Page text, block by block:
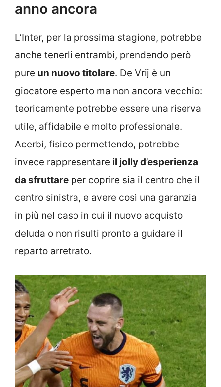
anno ancora
L’Inter, per la prossima stagione, potrebbe
anche tenerli entrambi, prendendo però
pure un nuovo titolare. De Vrij è un
giocatore esperto ma non ancora vecchio:
teoricamente potrebbe essere una riserva
utile, affidabile e molto professionale.
Acerbi, fisico permettendo, potrebbe
invece rappresentare il jolly d’esperienza
da sfruttare per coprire sia il centro che il
centro sinistra, e avere così una garanzia
in più nel caso in cui il nuovo acquisto
deluda o non risulti pronto a guidare il
reparto arretrato.